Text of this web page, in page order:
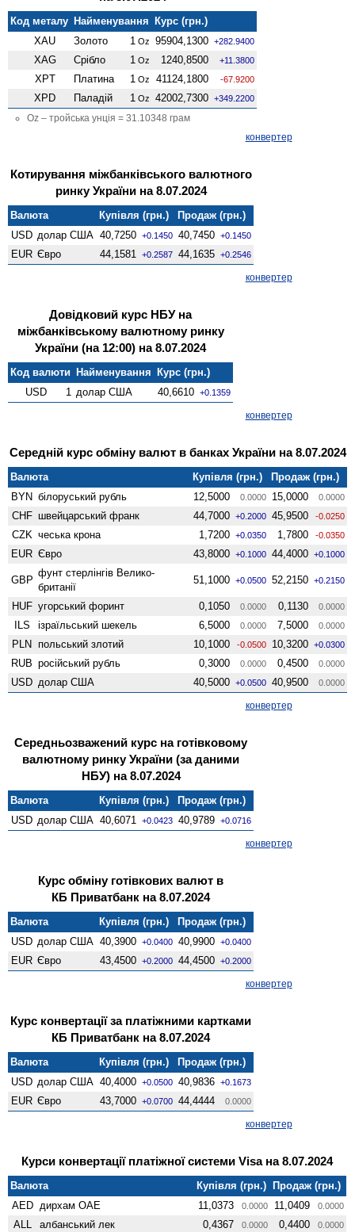
Код металу Найменування Курс (грн.)
XAU
Золото 1 Oz 95904,1300 +282.9400
XAG Срібло 1 Oz 1240,8500 +11.3800
XPT Платина 1 Oz 41124,1800 -67.9200
XPD Паладій 1 Oz 42002,7300 +349.2200
Oz – тройська унція = 31.10348 грам
конвертер
Котирування міжбанківського валютного
ринку України на 8.07.2024
Валюта Купівля (грн.)
Продаж (грн.)
USD долар США 40,7250 +0.1450 40,7450 +0.1450
EUR Євро 44,1581 +0.2587 44,1635 +0.2546
конвертер
Довідковий курс НБУ на
міжбанківському валютному ринку
України (на 12:00) на 8.07.2024
Код валюти Найменування Курс (грн.)
USD
1 долар США 40,6610 +0.1359
конвертер
Середній курс обміну валют в банках України на 8.07.2024
Валюта Купівля (грн.)
Продаж (грн.)
BYN білоруський рубль 12,5000 0.0000 15,0000 0.0000
CHF швейцарський франк 44,7000 +0.2000 45,9500 -0.0250
CZK чеська крона 1,7200 +0.0350 1,7800 -0.0350
EUR Євро 43,8000 +0.1000 44,4000 +0.1000
GBP
фунт стерлінгів Велико­
британії
51,1000 +0.0500 52,2150 +0.2150
HUF угорський форинт 0,1050 0.0000 0,1130 0.0000
ILS ізраїльський шекель 6,5000 0.0000 7,5000 0.0000
PLN польський злотий 10,1000 -0.0500 10,3200 +0.0300
RUB російський рубль 0,3000 0.0000 0,4500 0.0000
USD долар США 40,5000 +0.0500 40,9500 0.0000
конвертер
Середньозважений курс на готівковому
валютному ринку України (за даними
НБУ) на 8.07.2024
Валюта Купівля (грн.)
Продаж (грн.)
USD долар США 40,6071 +0.0423 40,9789 +0.0716
конвертер
Курс обміну готівкових валют в
КБ Приватбанк на 8.07.2024
Валюта Купівля (грн.)
Продаж (грн.)
USD долар США 40,3900 +0.0400 40,9900 +0.0400
EUR Євро 43,4500 +0.2000 44,4500 +0.2000
конвертер
Курс конвертації за платіжними картками
КБ Приватбанк на 8.07.2024
Валюта Купівля (грн.)
Продаж (грн.)
USD долар США 40,4000 +0.0500 40,9836 +0.1673
EUR Євро 43,7000 +0.0700 44,4444 0.0000
конвертер
Курси конвертації платіжної системи Visa на 8.07.2024
Валюта Купівля (грн.) Продаж (грн.)
AED дирхам ОАЕ 11,0373 0.0000 11,0409 0.0000
ALL албанський лек 0,4367 0.0000 0,4400 0.0000